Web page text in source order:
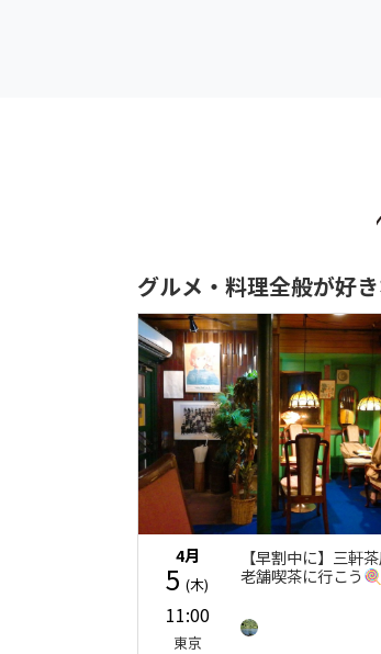
グルメ・料理全般が好
4月
5(木)
11:00
東京
【早割中に】三軒
老舗喫茶に行こう